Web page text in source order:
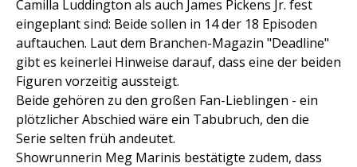
Camilla Luddington als auch James Pickens Jr. fest
eingeplant sind: Beide sollen in 14 der 18 Episoden
auftauchen. Laut dem Branchen-Magazin "Deadline"
gibt es keinerlei Hinweise darauf, dass eine der beiden
Figuren vorzeitig aussteigt.
Beide gehören zu den großen Fan-Lieblingen - ein
plötzlicher Abschied wäre ein Tabubruch, den die
Serie selten früh andeutet.
Showrunnerin Meg Marinis bestätigte zudem, dass